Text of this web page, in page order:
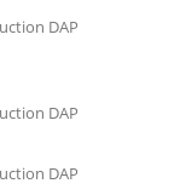
DAP
DAP
DAP